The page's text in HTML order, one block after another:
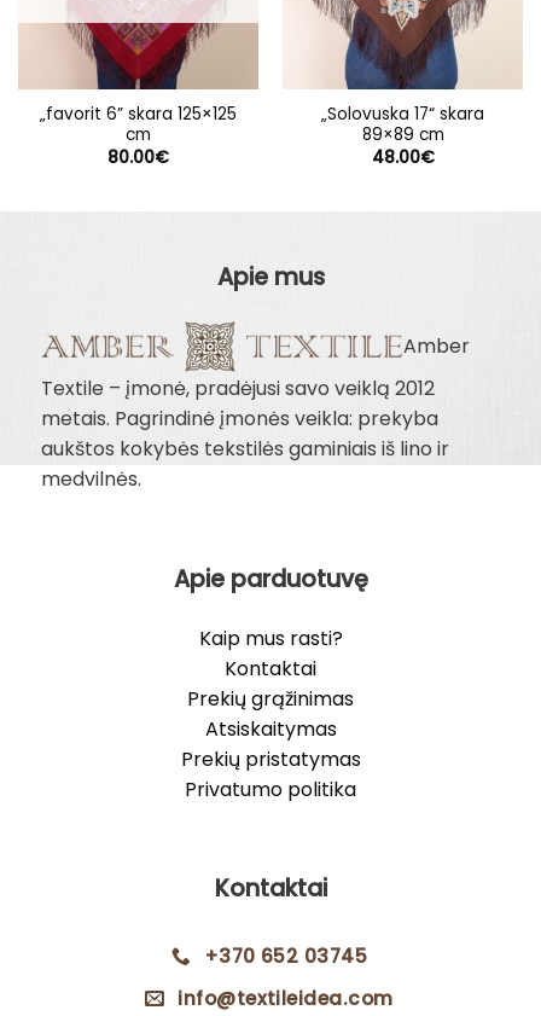
„favorit 6” skara 125×125
cm
80.00€
„Solovuska 17“ skara
89×89 cm
48.00€
Apie mus
Amber
Textile – įmonė, pradėjusi savo veiklą 2012
metais. Pagrindinė įmonės veikla: prekyba
aukštos kokybės tekstilės gaminiais iš lino ir
medvilnės.
Apie parduotuvę
Kaip mus rasti?
Kontaktai
Prekių grąžinimas
Atsiskaitymas
Prekių pristatymas
Privatumo politika
Kontaktai
+370 652 03745
info@textileidea.com